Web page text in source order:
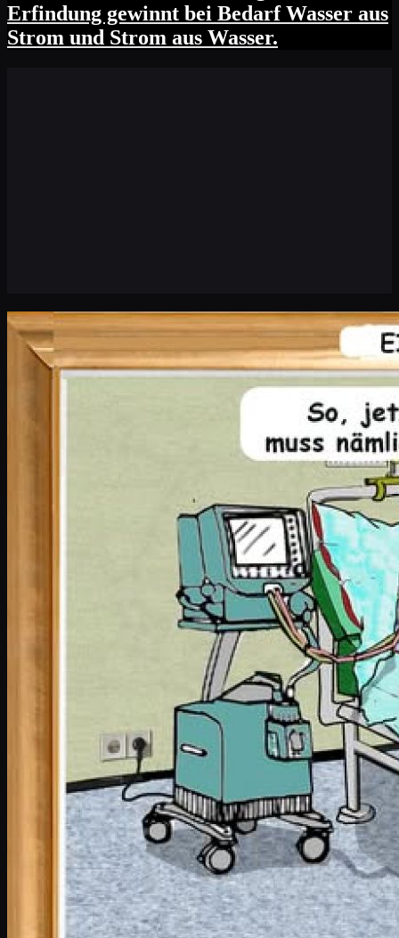
Erfindung gewinnt bei Bedarf Wasser aus
Strom und Strom aus Wasser.